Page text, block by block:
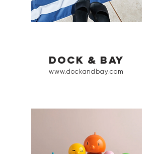
dock & bay
www.dockandbay.com